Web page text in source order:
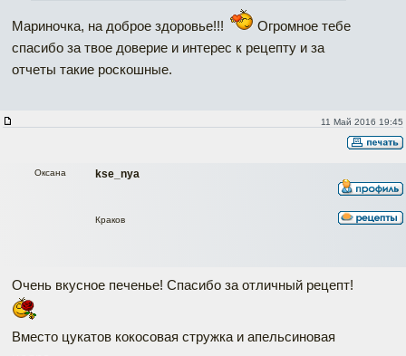
Мариночка, на доброе здоровье!!!
Огромное тебе
спасибо за твое доверие и интерес к рецепту и за
отчеты такие роскошные.
11 Май 2016 19:45
kse_nya
Оксана
Краков
Очень вкусное печенье! Спасибо за отличный рецепт!
Вместо цукатов кокосовая стружка и апельсиновая